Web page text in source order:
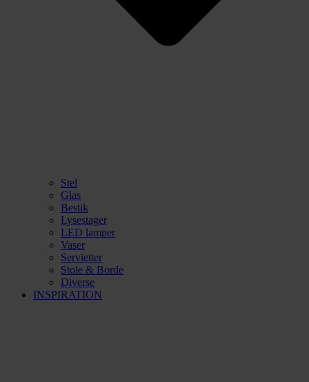
Stel
Glas
Bestik
Lysestager
LED lamper
Vaser
Servietter
Stole & Borde
Diverse
INSPIRATION